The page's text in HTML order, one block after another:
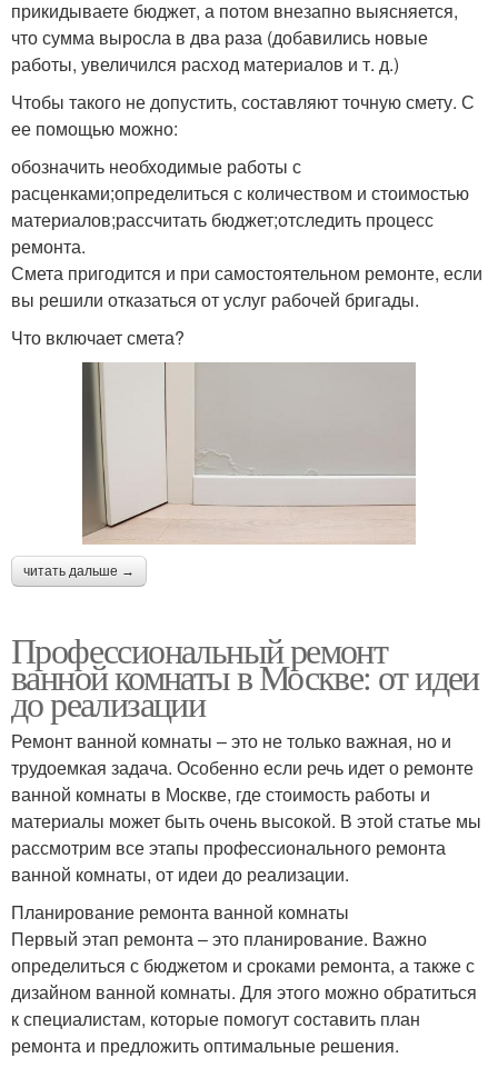
прикидываете бюджет, а потом внезапно выясняется,
что сумма выросла в два раза (добавились новые
работы, увеличился расход материалов и т. д.)
Чтобы такого не допустить, составляют точную смету. С
ее помощью можно:
обозначить необходимые работы с
расценками;определиться с количеством и стоимостью
материалов;рассчитать бюджет;отследить процесс
ремонта.
Смета пригодится и при самостоятельном ремонте, если
вы решили отказаться от услуг рабочей бригады.
Что включает смета?
читать дальше →
Профессиональный ремонт
ванной комнаты в Москве: от идеи
до реализации
Ремонт ванной комнаты – это не только важная, но и
трудоемкая задача. Особенно если речь идет о ремонте
ванной комнаты в Москве, где стоимость работы и
материалы может быть очень высокой. В этой статье мы
рассмотрим все этапы профессионального ремонта
ванной комнаты, от идеи до реализации.
Планирование ремонта ванной комнаты
Первый этап ремонта – это планирование. Важно
определиться с бюджетом и сроками ремонта, а также с
дизайном ванной комнаты. Для этого можно обратиться
к специалистам, которые помогут составить план
ремонта и предложить оптимальные решения.